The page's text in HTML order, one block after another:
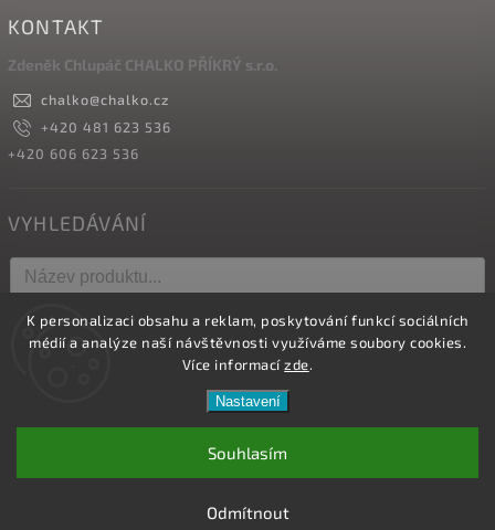
K personalizaci obsahu a reklam, poskytování funkcí sociálních
médií a analýze naší návštěvnosti využíváme soubory cookies.
Více informacízde.
Nastavení
Odmítnout
Souhlasím
KONTAKT
Zdeněk Chlupáč CHALKO PŘÍKRÝ s.r.o.
chalko@chalko.cz
+420 481 623 536
+420 606 623 536
VYHLEDÁVÁNÍ
Hledat
Vyrábíme hřebíky. Všechna práva vyhrazena.